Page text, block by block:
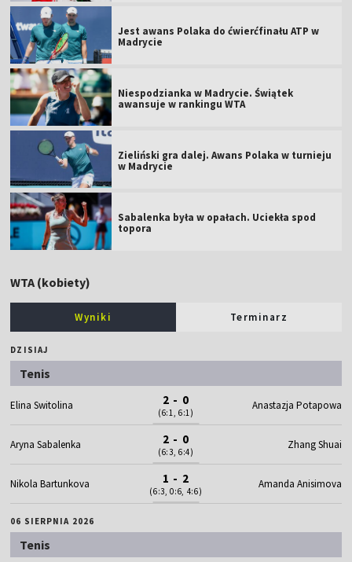
Jest awans Polaka do ćwierćfinału ATP w
Madrycie
Niespodzianka w Madrycie. Świątek
awansuje w rankingu WTA
Zieliński gra dalej. Awans Polaka w turnieju
w Madrycie
Sabalenka była w opałach. Uciekła spod
topora
WTA (kobiety)
Wyniki Terminarz
DZISIAJ
Tenis
Elina Switolina 2 - 0
(6:1, 6:1)
Anastazja Potapowa
Aryna Sabalenka 2 - 0
(6:3, 6:4)
Zhang Shuai
Nikola Bartunkova 1 - 2
(6:3, 0:6, 4:6)
Amanda Anisimova
06 SIERPNIA 2026
Tenis